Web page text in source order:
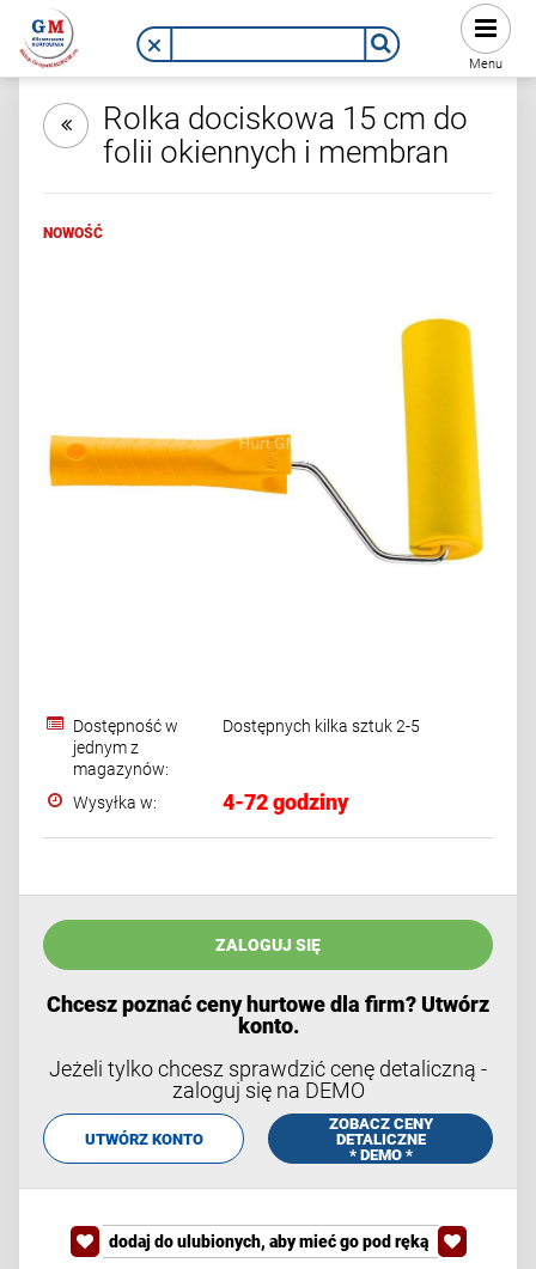
Menu
Rolka dociskowa 15 cm do
folii okiennych i membran
NOWOŚĆ
Dostępność w
jednym z
magazynów:
Dostępnych kilka sztuk 2-5
Wysyłka w: 4-72 godziny
ZALOGUJ SIĘ
Chcesz poznać ceny hurtowe dla firm? Utwórz
konto.
Jeżeli tylko chcesz sprawdzić cenę detaliczną -
zaloguj się na DEMO
UTWÓRZ KONTO
ZOBACZ CENY
DETALICZNE
* DEMO *
dodaj do ulubionych, aby mieć go pod ręką